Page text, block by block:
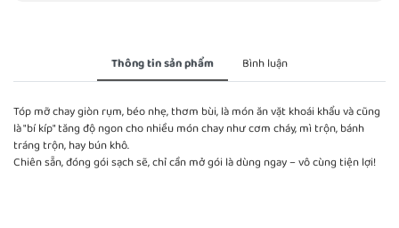
Thông tin sản phẩm Bình luận
Tóp mỡ chay giòn rụm, béo nhẹ, thơm bùi, là món ăn vặt khoái khẩu và cũng
là "bí kíp" tăng độ ngon cho nhiều món chay như cơm cháy, mì trộn, bánh
tráng trộn, hay bún khô.
Chiên sẵn, đóng gói sạch sẽ, chỉ cần mở gói là dùng ngay – vô cùng tiện lợi!